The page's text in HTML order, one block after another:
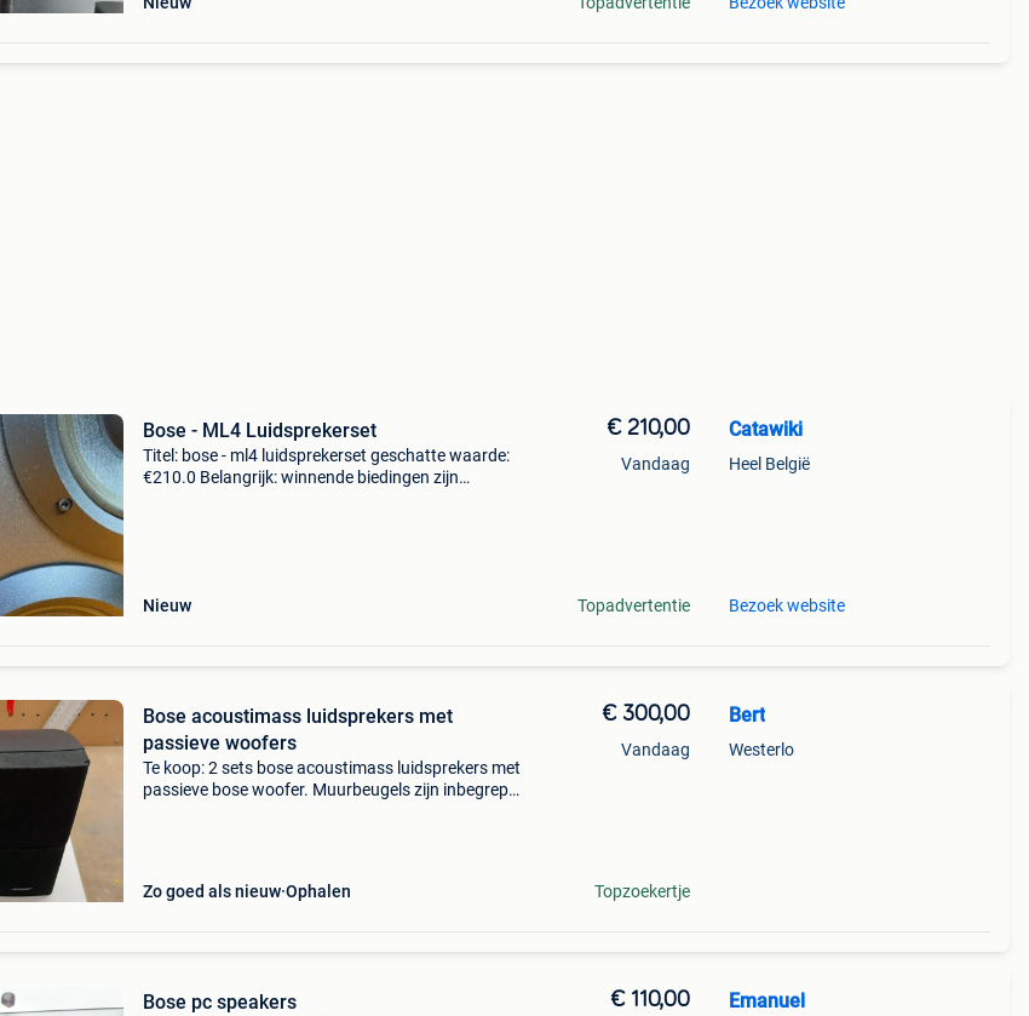
Bose - ML4 Luidsprekerset
Titel: bose - ml4 luidsprekerset geschatte waarde:
€210.0 Belangrijk: winnende biedingen zijn
Nieuw
€ 210,00
Vandaag
Topadvertentie
Catawiki
Heel België
Bezoek website
Bose acoustimass luidsprekers met
passieve woofers
Te koop: 2 sets bose acoustimass luidsprekers met
passieve bose woofer. Muurbeugels zijn inbegrepen
Zo goed als nieuw Ophalen
€ 300,00
Vandaag
Topzoekertje
Bert
Westerlo
Bose pc speakers € 110,00 Emanuel